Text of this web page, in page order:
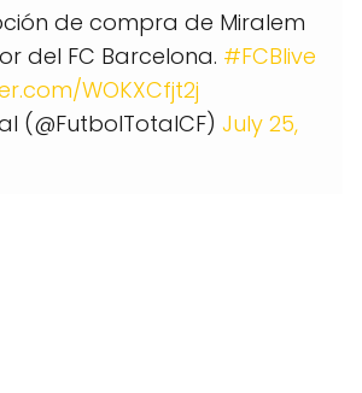
de compra de Miralem
del FC Barcelona. #FCBlive
WOKXCfjt2j
(@FutbolTotalCF) July 25,